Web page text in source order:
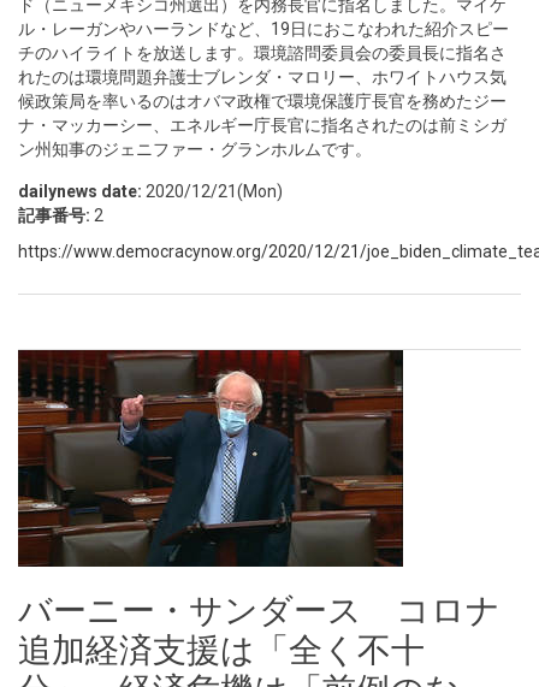
ド（ニューメキシコ州選出）を内務長官に指名しました。マイケ
ル・レーガンやハーランドなど、19日におこなわれた紹介スピー
チのハイライトを放送します。環境諮問委員会の委員長に指名さ
れたのは環境問題弁護士ブレンダ・マロリー、ホワイトハウス気
候政策局を率いるのはオバマ政権で環境保護庁長官を務めたジー
ナ・マッカーシー、エネルギー庁長官に指名されたのは前ミシガ
ン州知事のジェニファー・グランホルムです。
dailynews date: 2020/12/21(Mon)
記事番号: 2
https://www.democracynow.org/2020/12/21/
バーニー・サンダース コロナ
追加経済支援は「全く不十